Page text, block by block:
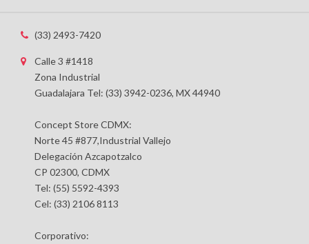
(33) 2493-7420
Calle 3 #1418
Zona Industrial
Guadalajara Tel: (33) 3942-0236, MX 44940
Concept Store CDMX:
Norte 45 #877,Industrial Vallejo
Delegación Azcapotzalco
CP 02300, CDMX
Tel: (55) 5592-4393
Cel: (33) 2106 8113
Corporativo: